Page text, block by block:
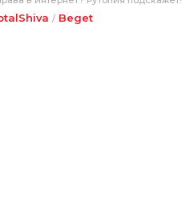
/ Beget